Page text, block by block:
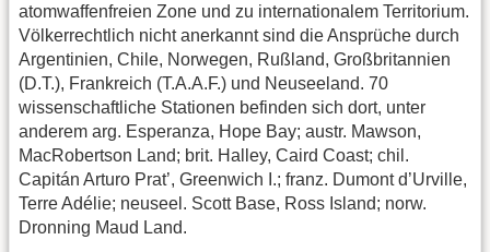
atomwaffenfreien Zone und zu internationalem Territorium.
Völkerrechtlich nicht anerkannt sind die Ansprüche durch
Argentinien, Chile, Norwegen, Rußland, Großbritannien
(D.T.), Frankreich (T.A.A.F.) und Neuseeland. 70
wissenschaftliche Stationen befinden sich dort, unter
anderem arg. Esperanza, Hope Bay; austr. Mawson,
MacRobertson Land; brit. Halley, Caird Coast; chil.
Capitán Arturo Prat’, Greenwich I.; franz. Dumont d’Urville,
Terre Adélie; neuseel. Scott Base, Ross Island; norw.
Dronning Maud Land.